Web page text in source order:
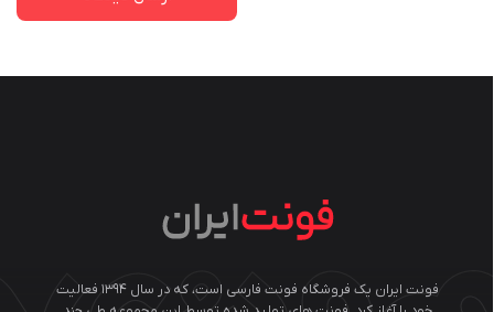
فونت ایران یک فروشگاه فونت فارسی است، که در سال ۱۳۹۴ فعالیت